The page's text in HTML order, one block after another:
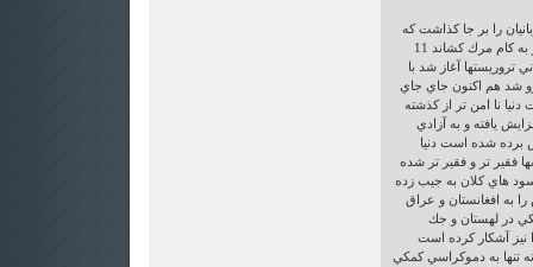
قربانيان را بر جا كذاشت كه
تعداد زيادي عراقي و افغاني را نيز به كام مرك كشاند 11
تروريستها آغاز شد با
شد هم اكنون جاي جاي
نا امن تر از كذشته
يافته و به آزادي
برده شده است دنيا
فقير تر و فقير تر شده
هاي كلان به جيب زده
را به افغانستان و عراق
در لهستان و جك
آشكار كرده است
تنها به دموكراسي كمكي